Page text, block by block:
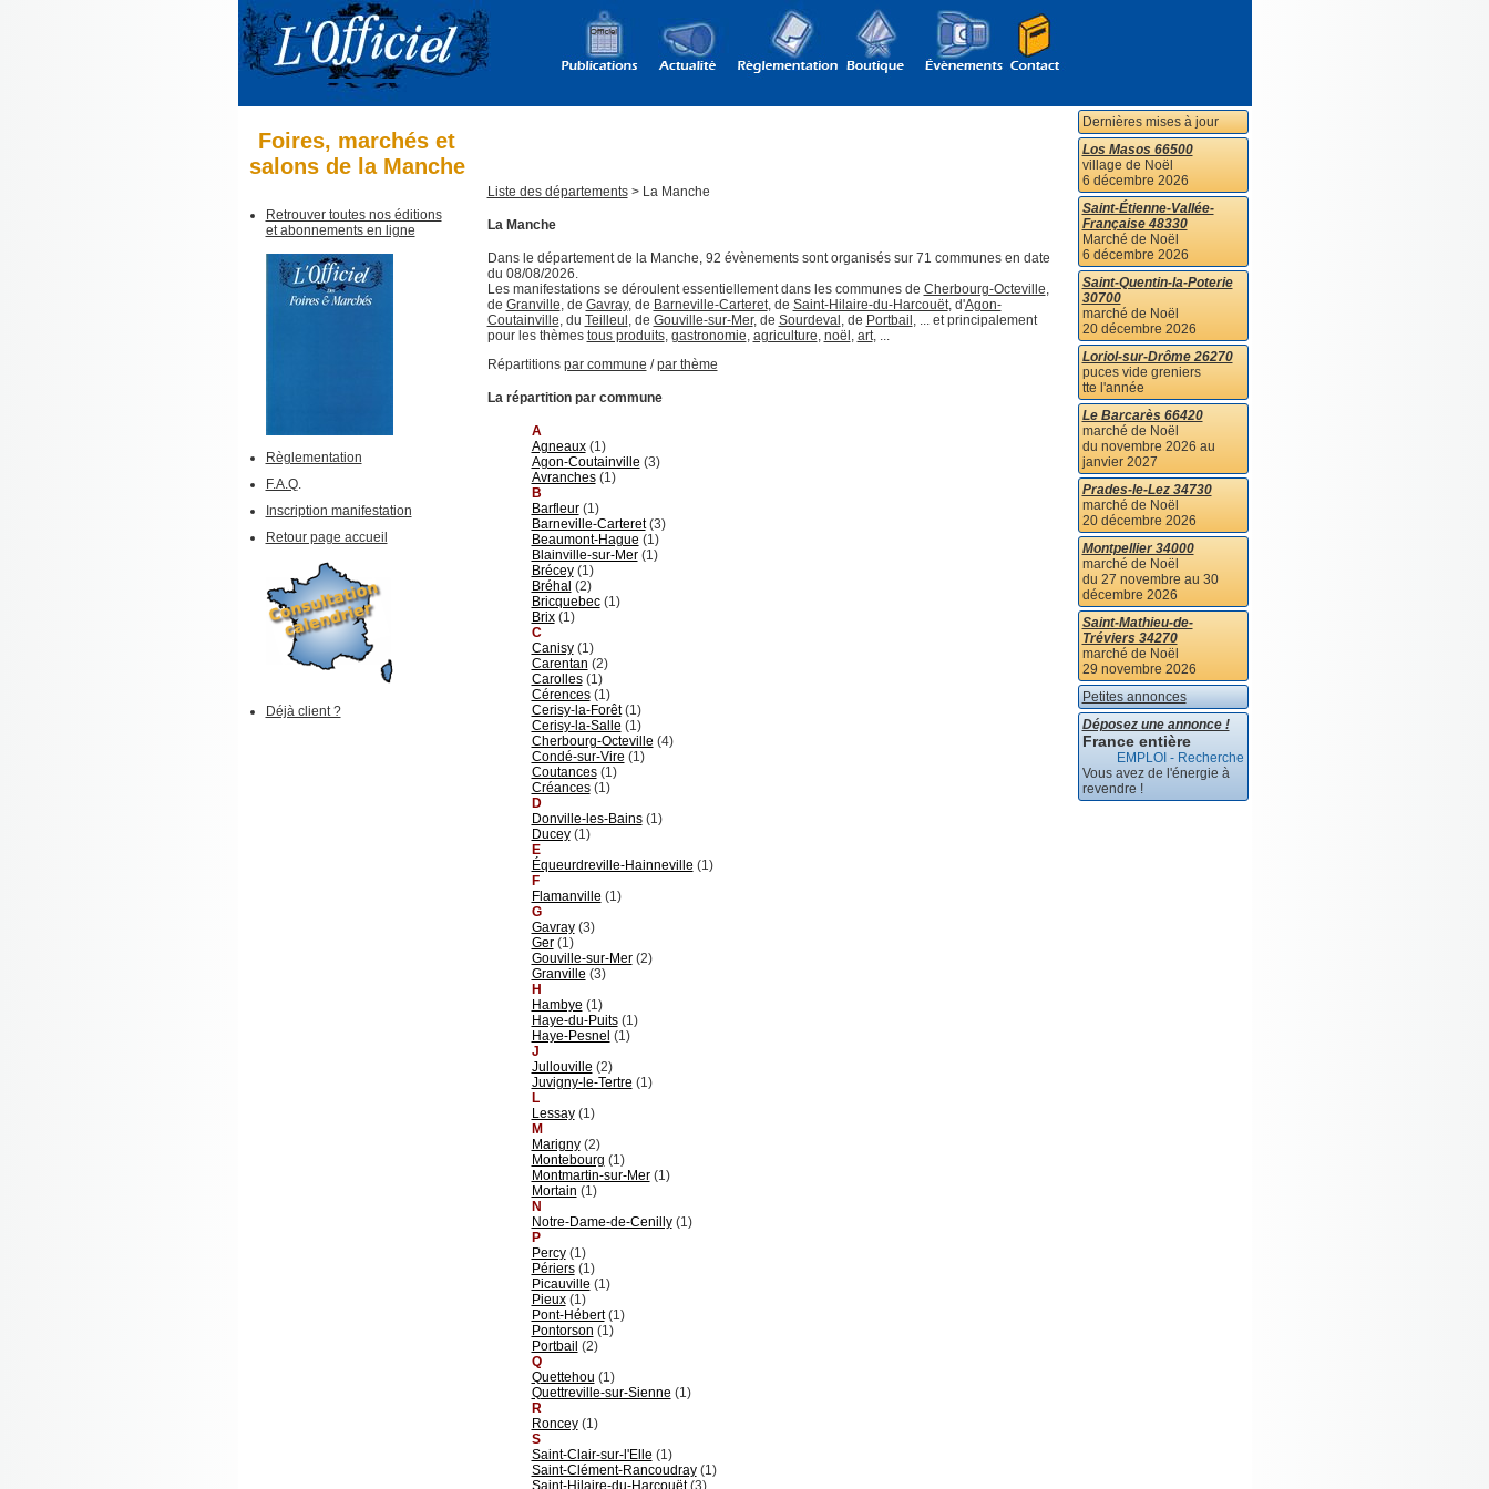
Foires, marchés et
salons de la Manche
Retrouver toutes nos éditions
et abonnements en ligne
Règlementation
F.A.Q.
Inscription manifestation
Retour page accueil
Déjà client ?
Liste des départements> La Manche
La Manche
Dans le département de la Manche, 92 évènements sont organisés sur 71 communes en date
du 08/08/2026.
Les manifestations se déroulent essentiellement dans les communes de Cherbourg-Octeville,
de Granville, de Gavray, de Barneville-Carteret, de Saint-Hilaire-du-Harcouët, d'Agon-
Coutainville, du Teilleul , de Gouville-sur-Mer, de Sourdeval , de Portbail , ... et principalement
pour les thèmes tous produits, gastronomie, agriculture, noël , art, ...
Répartitions par commune /par thème
La répartition par commune
A
Agneaux(1)
Agon-Coutainville (3)
Avranches(1)
B
Barfleur(1)
Barneville-Carteret(3)
Beaumont-Hague (1)
Blainville-sur-Mer(1)
Brécey(1)
Bréhal (2)
Bricquebec(1)
Brix(1)
C
Canisy(1)
Carentan (2)
Carolles(1)
Cérences(1)
Cerisy-la-Forêt(1)
Cerisy-la-Salle (1)
Cherbourg-Octeville (4)
Condé-sur-Vire (1)
Coutances(1)
Créances(1)
D
Donville-les-Bains(1)
Ducey(1)
E
Équeurdreville-Hainneville (1)
F
Flamanville (1)
G
Gavray(3)
Ger(1)
Gouville-sur-Mer(2)
Granville (3)
H
Hambye (1)
Haye-du-Puits(1)
Haye-Pesnel (1)
J
Jullouville (2)
Juvigny-le-Tertre (1)
L
Lessay(1)
M
Marigny(2)
Montebourg (1)
Montmartin-sur-Mer(1)
Mortain (1)
N
Notre-Dame-de-Cenilly(1)
P
Percy(1)
Périers(1)
Picauville (1)
Pieux(1)
Pont-Hébert(1)
Pontorson (1)
Portbail (2)
Q
Quettehou (1)
Quettreville-sur-Sienne (1)
R
Roncey(1)
S
Saint-Clair-sur-l'Elle (1)
Saint-Clément-Rancoudray(1)
Saint-Hilaire-du-Harcouët(3)
Dernières mises à jour
Los Masos 66500
village de Noël
6 décembre 2026
Saint-Étienne-Vallée-
Française 48330
Marché de Noël
6 décembre 2026
Saint-Quentin-la-Poterie
30700
marché de Noël
20 décembre 2026
Loriol-sur-Drôme 26270
puces vide greniers
tte l'année
Le Barcarès 66420
marché de Noël
du novembre 2026 au
janvier 2027
Prades-le-Lez 34730
marché de Noël
20 décembre 2026
Montpellier 34000
marché de Noël
du 27 novembre au 30
décembre 2026
Saint-Mathieu-de-
Tréviers 34270
marché de Noël
29 novembre 2026
Petites annonces
Déposez une annonce !
France entière
EMPLOI - Recherche
Vous avez de l'énergie à
revendre !